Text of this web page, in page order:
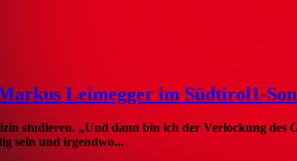
Leimegger im Südtirol1-
studieren. „Und dann bin ich der Verlockung des
sein und irgendwo...